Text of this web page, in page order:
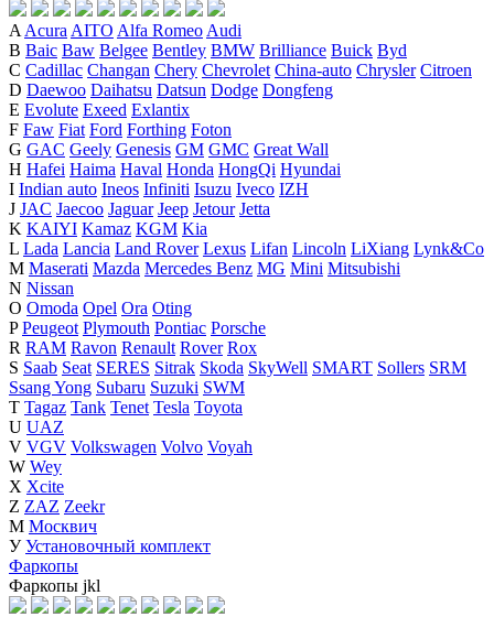
A Acura AITO Alfa Romeo Audi
B Baic Baw Belgee Bentley BMW Brilliance Buick Byd
C Cadillac Changan Chery Chevrolet China-auto Chrysler Citroen
D Daewoo Daihatsu Datsun Dodge Dongfeng
E Evolute Exeed Exlantix
F Faw Fiat Ford Forthing Foton
G GAC Geely Genesis GM GMC Great Wall
H Hafei Haima Haval Honda HongQi Hyundai
I Indian auto Ineos Infiniti Isuzu Iveco IZH
J JAC Jaecoo Jaguar Jeep Jetour Jetta
K KAIYI Kamaz KGM Kia
L Lada Lancia Land Rover Lexus Lifan Lincoln LiXiang Lynk&Co
M Maserati Mazda Mercedes Benz MG Mini Mitsubishi
N Nissan
O Omoda Opel Ora Oting
P Peugeot Plymouth Pontiac Porsche
R RAM Ravon Renault Rover Rox
S Saab Seat SERES Sitrak Skoda SkyWell SMART Sollers SRM
Ssang Yong Subaru Suzuki SWM
T Tagaz Tank Tenet Tesla Toyota
U UAZ
V VGV Volkswagen Volvo Voyah
W Wey
X Xcite
Z ZAZ Zeekr
М Москвич
У Установочный комплект
Фаркопы
Фаркопы jkl